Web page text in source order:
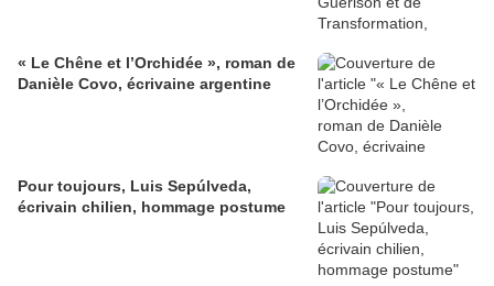
​​​​​​​« Le Chêne et l’Orchidée », roman de
Danièle Covo, écrivaine argentine
Pour toujours, Luis Sepúlveda,
écrivain chilien, hommage postume